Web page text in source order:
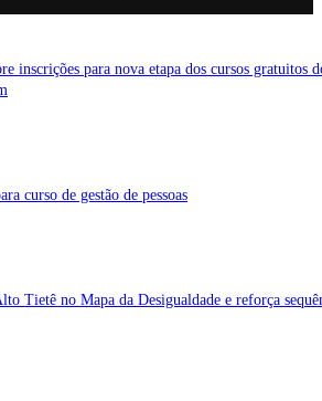
inscrições para nova etapa dos cursos gratuitos
curso de gestão de pessoas
Tietê no Mapa da Desigualdade e reforça